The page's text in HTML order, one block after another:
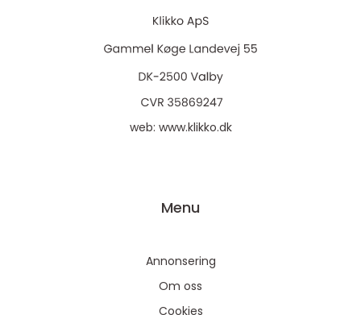
web: www.klikko.dk
Menu
Annonsering
Om oss
Cookies